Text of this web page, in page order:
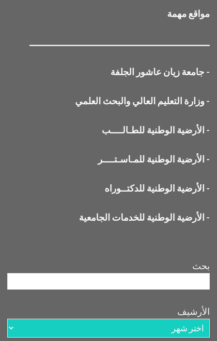
مواقع مهمة
ــــــــــــــــــــــــــــــــــــــــــــــــــــــــــــــ
- جامعة زيان عاشور الجلفة
- وزارة التعليم العالي والبحث العلمي
- الأرضية الوطنية للطـالــــب
- الأرضية الوطنية للمـاسـتــــر
- الأرضية الوطنية للدكتــوراه
- الأرضية الوطنية للخدمات الجامعية
بحث
الأرشيف